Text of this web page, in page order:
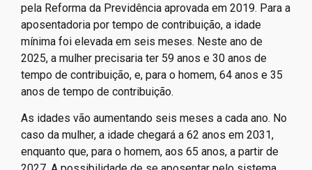
pela Reforma da Previdência aprovada em 2019. Para a
aposentadoria por tempo de contribuição, a idade
mínima foi elevada em seis meses. Neste ano de
2025, a mulher precisaria ter 59 anos e 30 anos de
tempo de contribuição, e, para o homem, 64 anos e 35
anos de tempo de contribuição.
As idades vão aumentando seis meses a cada ano. No
caso da mulher, a idade chegará a 62 anos em 2031,
enquanto que, para o homem, aos 65 anos, a partir de